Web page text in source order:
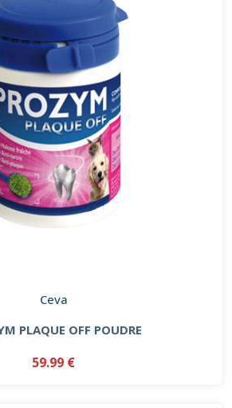
Ceva
PLAQUE OFF POUDRE
59.99 €